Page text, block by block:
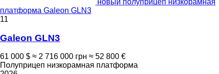
новый полуприцеп низкорамная
платформа Galeon GLN3
11
Galeon GLN3
61 000 $ ≈ 2 716 000 грн ≈ 52 800 €
Полуприцеп низкорамная платформа